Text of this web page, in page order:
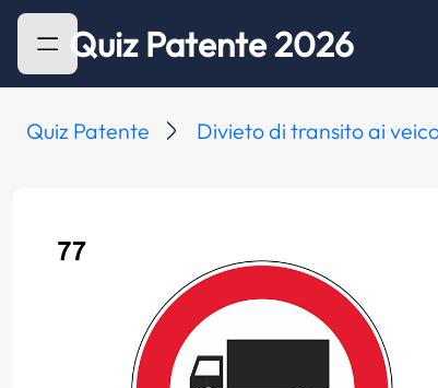
Quiz Patente 2026
Quiz Patente Divieto di transito ai